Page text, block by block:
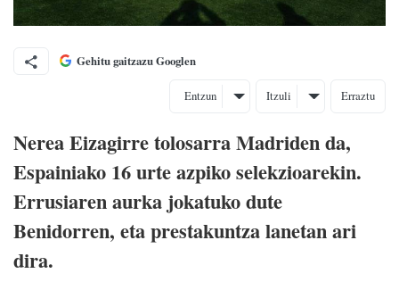
Gehitu gaitzazu Googlen
Entzun Itzuli Erraztu
Nerea Eizagirre tolosarra Madriden da,
Espainiako 16 urte azpiko selekzioarekin.
Errusiaren aurka jokatuko dute
Benidorren, eta prestakuntza lanetan ari
dira.